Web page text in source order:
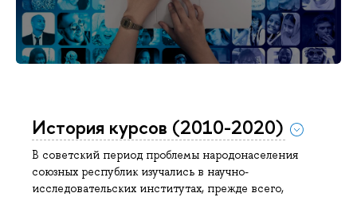
История курсов (2010-2020)
В советский период проблемы народонаселения
союзных республик изучались в научно-
исследовательских институтах, прежде всего,